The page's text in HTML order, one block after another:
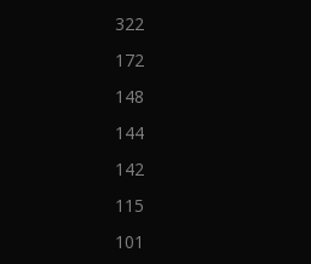
322
172
148
144
142
115
101